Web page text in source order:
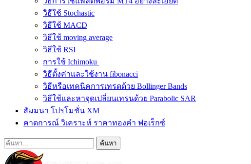
วิธีใช้ Stochastic
วิธีใช้ MACD
วิธีใช้ moving average
วิธีใช้ RSI
การใช้ Ichimoku
วิธีตั้งค่าและใช้งาน fibonacci
วิธีหรือเทคนิคการเทรดด้วย Bollinger Bands
วิธีใช้และหาจุดเปลี่ยนเทรนด้วย Parabolic SAR
สัมมนา โปรโมชั่น XM
คาดการณ์ วิเคราะห์ ราคาทองคำ ฟอเร็กซ์